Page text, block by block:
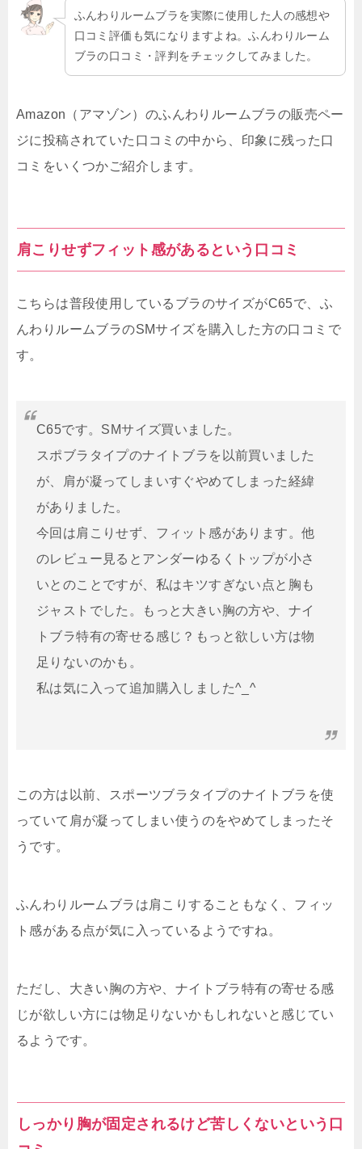
ふんわりルームブラを実際に使用した人の感想や
口コミ評価も気になりますよね。ふんわりルーム
ブラの口コミ・評判をチェックしてみました。
Amazon（アマゾン）のふんわりルームブラの販売ペー
ジに投稿されていた口コミの中から、印象に残った口
コミをいくつかご紹介します。
肩こりせずフィット感があるという口コミ
こちらは普段使用しているブラのサイズがC65で、ふ
んわりルームブラのSMサイズを購入した方の口コミで
す。
C65です。SMサイズ買いました。
スポブラタイプのナイトブラを以前買いました
が、肩が凝ってしまいすぐやめてしまった経緯
がありました。
今回は肩こりせず、フィット感があります。他
のレビュー見るとアンダーゆるくトップが小さ
いとのことですが、私はキツすぎない点と胸も
ジャストでした。もっと大きい胸の方や、ナイ
トブラ特有の寄せる感じ？もっと欲しい方は物
足りないのかも。
私は気に入って追加購入しました^_^
この方は以前、スポーツブラタイプのナイトブラを使
っていて肩が凝ってしまい使うのをやめてしまったそ
うです。
ふんわりルームブラは肩こりすることもなく、フィッ
ト感がある点が気に入っているようですね。
ただし、大きい胸の方や、ナイトブラ特有の寄せる感
じが欲しい方には物足りないかもしれないと感じてい
るようです。
しっかり胸が固定されるけど苦しくないという口